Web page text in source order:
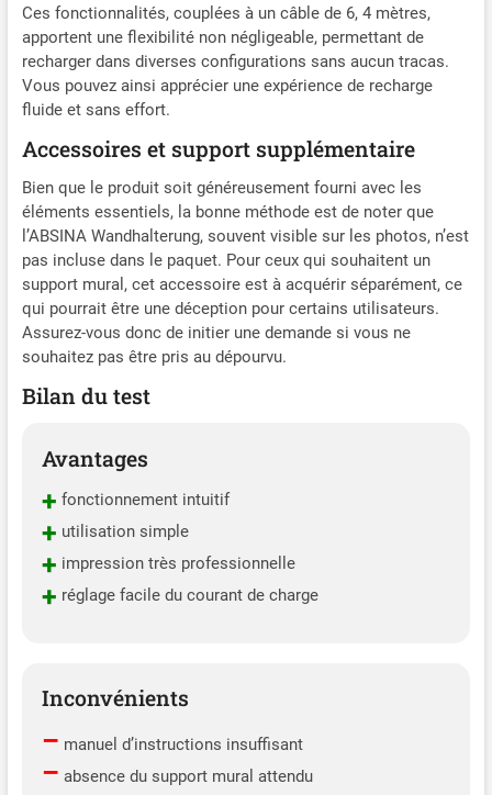
Ces fonctionnalités, couplées à un câble de 6, 4 mètres,
apportent une flexibilité non négligeable, permettant de
recharger dans diverses configurations sans aucun tracas.
Vous pouvez ainsi apprécier une expérience de recharge
fluide et sans effort.
Accessoires et support supplémentaire
Bien que le produit soit généreusement fourni avec les
éléments essentiels, la bonne méthode est de noter que
l’ABSINA Wandhalterung, souvent visible sur les photos, n’est
pas incluse dans le paquet. Pour ceux qui souhaitent un
support mural, cet accessoire est à acquérir séparément, ce
qui pourrait être une déception pour certains utilisateurs.
Assurez-vous donc de initier une demande si vous ne
souhaitez pas être pris au dépourvu.
Bilan du test
Avantages
+ fonctionnement intuitif
+ utilisation simple
+ impression très professionnelle
+ réglage facile du courant de charge
Inconvénients
– manuel d’instructions insuffisant
– absence du support mural attendu